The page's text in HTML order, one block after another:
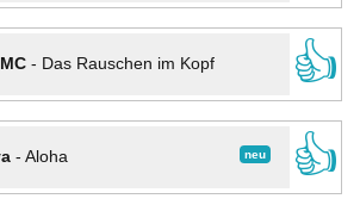
- Das Rauschen im Kopf
👍
neu
- Aloha
👍